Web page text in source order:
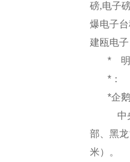
磅,电子
爆电子
建瓯电
*
*：
*企
中
部、黑
米）
。